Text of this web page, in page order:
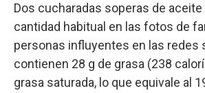
Dos cucharadas soperas de
cantidad habitual en las fotos de
personas influyentes en las redes
contienen 28 g de grasa (238
grasa saturada, lo que equivale al